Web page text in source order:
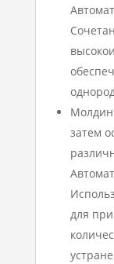
затем
для